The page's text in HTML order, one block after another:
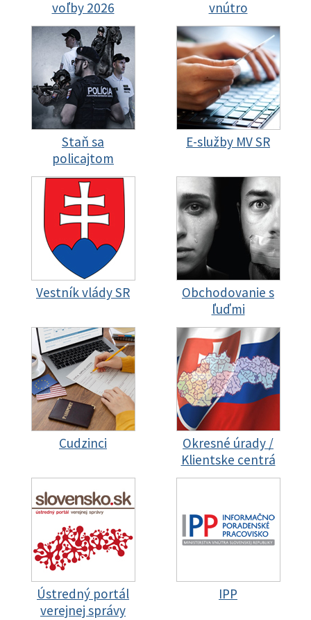
voľby 2026 vnútro
Staň sa
policajtom
E-služby MV SR
Vestník vlády SR
Obchodovanie s
ľuďmi
Cudzinci
Okresné úrady /
Klientske centrá
Ústredný portál
verejnej správy
IPP